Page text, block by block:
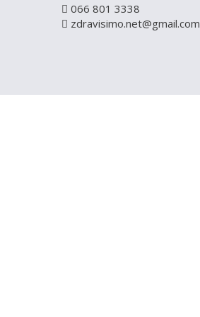
066 801 3338
zdravisimo.net@gmail.com